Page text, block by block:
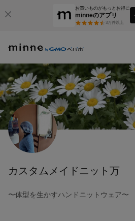
お買いものがもっとお得に
minneのアプリ
3万件以上
カスタムメイドニット万
〜体型を生かすハンドニットウェア〜